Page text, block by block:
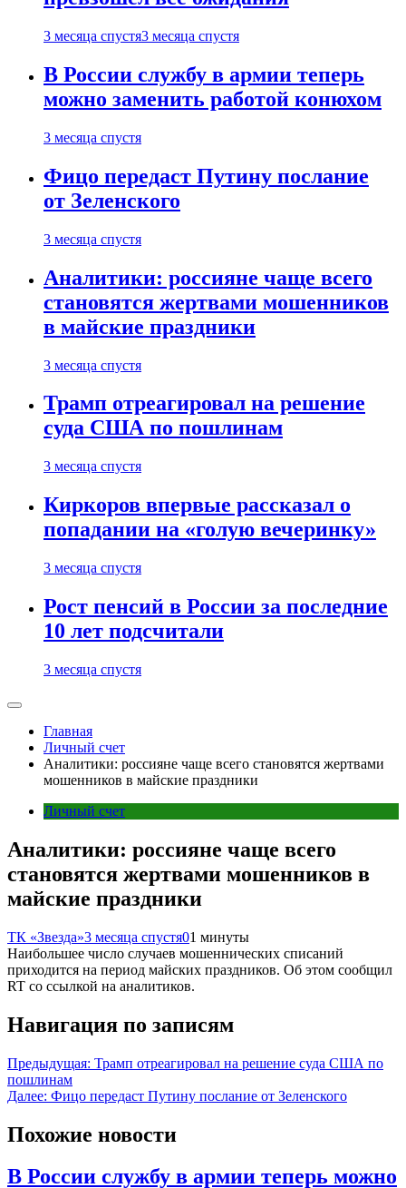
3 месяца спустя3 месяца спустя
В России службу в армии теперь
можно заменить работой конюхом
3 месяца спустя
Фицо передаст Путину послание
от Зеленского
3 месяца спустя
Аналитики: россияне чаще всего
становятся жертвами мошенников
в майские праздники
3 месяца спустя
Трамп отреагировал на решение
суда США по пошлинам
3 месяца спустя
Киркоров впервые рассказал о
попадании на «голую вечеринку»
3 месяца спустя
Рост пенсий в России за последние
10 лет подсчитали
3 месяца спустя
Главная
Личный счет
Аналитики: россияне чаще всего становятся жертвами
мошенников в майские праздники
Личный счет
Аналитики: россияне чаще всего
становятся жертвами мошенников в
майские праздники
ТК «Звезда»3 месяца спустя01 минуты
Наибольшее число случаев мошеннических списаний
приходится на период майских праздников. Об этом сообщил
RT со ссылкой на аналитиков.
Навигация по записям
Предыдущая: Трамп отреагировал на решение суда США по
пошлинам
Далее: Фицо передаст Путину послание от Зеленского
Похожие новости
В России службу в армии теперь можно